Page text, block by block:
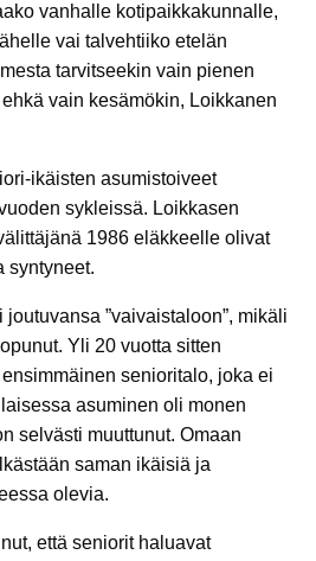
vanhalle kotipaikkakunnalle,
vai talvehtiiko etelän
tarvitseekin vain pienen
vain kesämökin, Loikkanen
ikäisten asumistoiveet
sykleissä. Loikkasen
1986 eläkkeelle olivat
syntyneet.
”vaivaistaloon”, mikäli
Yli 20 vuotta sitten
senioritalo, joka ei
asuminen oli monen
selvästi muuttunut. Omaan
saman ikäisiä ja
olevia.
että seniorit haluavat